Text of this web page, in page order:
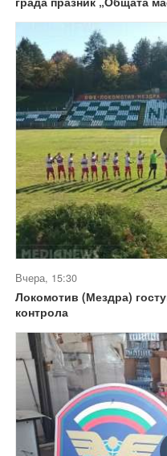
Вчера, 15:30
Локомотив (Мездра)
контрола